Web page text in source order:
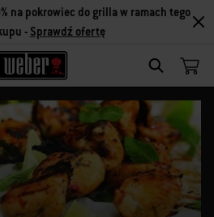
SEARCH
na pokrowiec do grilla w ramach tego
- Sprawdź ofertę